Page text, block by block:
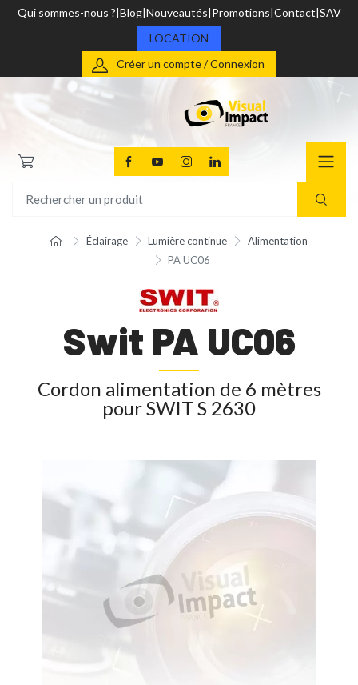
Qui sommes-nous ? Blog Nouveautés Promotions Contact SAV
LOCATION
Créer un compte / Connexion
Éclairage Lumière continue
Alimentation
PA UC06
Swit PA UC06
Cordon alimentation de 6 mètres
pour SWIT S 2630